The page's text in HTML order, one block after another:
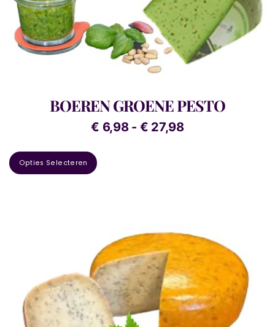
BOEREN GROENE PESTO
€ 6,98 - € 27,98
Opties Selecteren